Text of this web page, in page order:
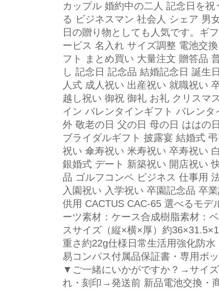
カップル 婚約中の二人 記念日を
る ビジネスマン 社会人 シェア 男
日の贈り物としても人気です。ギ
ービス 名入れ サイズ調整 電池交
フト まとめ買い 大量注文 贈答品
し 記念日 記念品 結婚記念日 誕生
人式 成人祝い 出産祝い 就職祝い
越し祝い 御祝 御礼 お礼 クリスマ
イン バレンタインギフト バレン
外 敬老の日 父の日 母の日 ははの
ブライダルギフト 披露宴 結婚式
祝い 傘寿祝い 米寿祝い 卒寿祝い
銀婚式 デート 新築祝い 開店祝い
品 ゴルフコンペ ビジネス 仕事用
入園祝い 入学祝い 卒園記念品 卒
供用 CACTUS CAC-65 選べるモデ
ーツ素材：ケース合成樹脂素材：
スサイズ（縦×横×厚）約
重さ約22g仕様日常生活用強化防
易コンパス付属品保証書・専用ボ
▼ご一緒にいかがですか？→サイ
れ・刻印→発送前 新品電池交換・